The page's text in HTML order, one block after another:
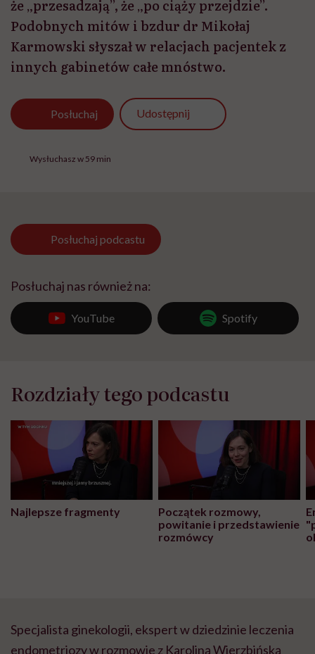
że „przesadzają”, że „po ciąży przejdzie”.
Podobnych mitów i bzdur dr Mikołaj
Karmowski słyszał w relacjach pacjentek z
innych gabinetów całe mnóstwo.
Posłuchaj Udostępnij
Wysłuchasz w 59 min
Posłuchaj podcastu
Posłuchaj nas również na:
YouTube Spotify
Rozdziały tego podcastu
Najlepsze fragmenty
Początek rozmowy,
powitanie i przedstawienie
rozmówcy
Specjalista ginekologii, ekspert w dziedzinie leczenia
endometriozy w rozmowie z Karoliną Wierzbińską